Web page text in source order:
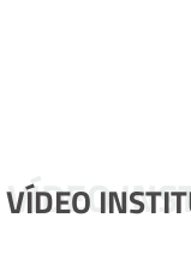
VÍDEO
VÍDEO